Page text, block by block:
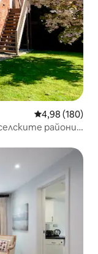
Средна
4,98 (180)
райони